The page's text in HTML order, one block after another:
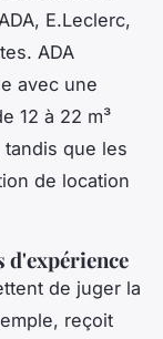
E.Leclerc,
ADA
avec une
12 à 22 m³
que les
de location
d'expérience
de juger la
reçoit